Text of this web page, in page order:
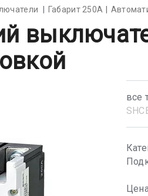
Габарит 250А
все